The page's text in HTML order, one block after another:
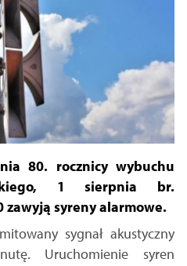
80. rocznicy wybuchu
1 sierpnia br.
zawyją syreny alarmowe.
sygnał akustyczny
Uruchomienie syren